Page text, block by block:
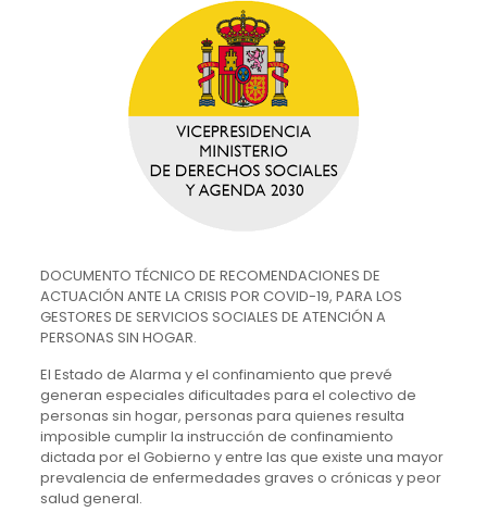
DOCUMENTO TÉCNICO DE RECOMENDACIONES DE
ACTUACIÓN ANTE LA CRISIS POR COVID-19, PARA LOS
GESTORES DE SERVICIOS SOCIALES DE ATENCIÓN A
PERSONAS SIN HOGAR.
El Estado de Alarma y el confinamiento que prevé
generan especiales dificultades para el colectivo de
personas sin hogar, personas para quienes resulta
imposible cumplir la instrucción de confinamiento
dictada por el Gobierno y entre las que existe una mayor
prevalencia de enfermedades graves o crónicas y peor
salud general.